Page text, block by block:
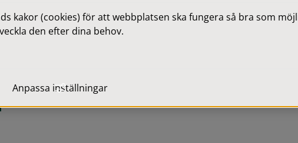
kakor (cookies) för att webbplatsen ska fungera så bra som
den efter dina behov.
Anpassa inställningar